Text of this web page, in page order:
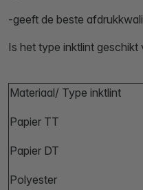
-geeft de beste
Is het type inktlint
Materiaal/ Type inktlint
Papier TT
Papier DT
Polyester